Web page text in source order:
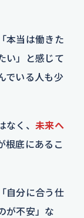
本当は働きた
い」と感じて
でいる人も少
なく、未来へ
根底にあるこ
自分に合う仕
が不安」な